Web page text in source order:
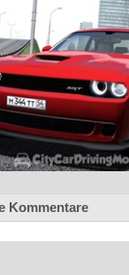
Kommentare